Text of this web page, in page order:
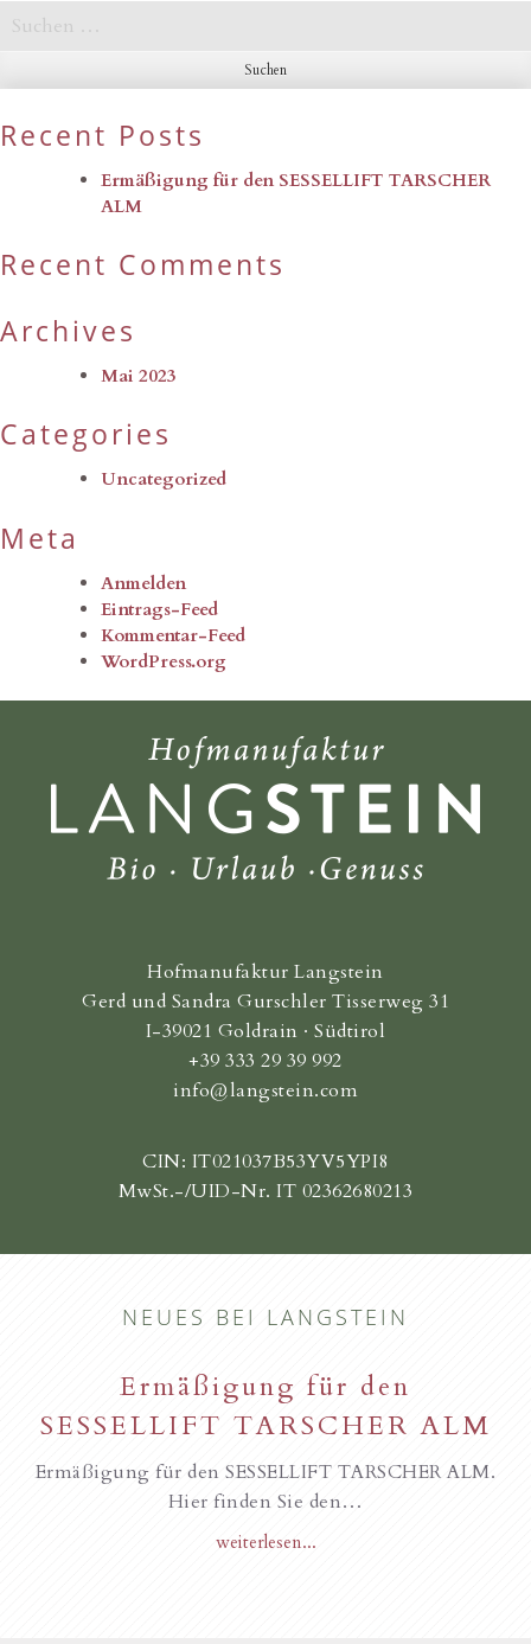
Suchen
nach:
Recent Posts
Ermäßigung für den SESSELLIFT TARSCHER
ALM
Recent Comments
Archives
Mai 2023
Categories
Uncategorized
Meta
Anmelden
Eintrags-Feed
Kommentar-Feed
WordPress.org
Hofmanufaktur Langstein
Gerd und Sandra Gurschler Tisserweg 31
I-39021 Goldrain · Südtirol
+39 333 29 39 992
info@langstein.com
CIN: IT021037B53YV5YPI8
MwSt.-/UID-Nr. IT 02362680213
NEUES BEI LANGSTEIN
Ermäßigung für den
SESSELLIFT TARSCHER ALM
Ermäßigung für den SESSELLIFT TARSCHER ALM.
Hier finden Sie den…
weiterlesen...